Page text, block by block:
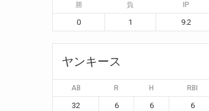
勝 負 IP
0 1 9.2
ヤンキース
AB R H RBI
32 6 6 6